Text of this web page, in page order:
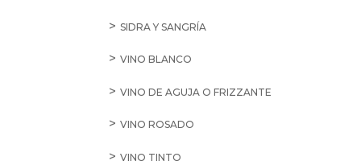
SIDRA Y SANGRÍA
VINO BLANCO
VINO DE AGUJA O FRIZZANTE
VINO ROSADO
VINO TINTO